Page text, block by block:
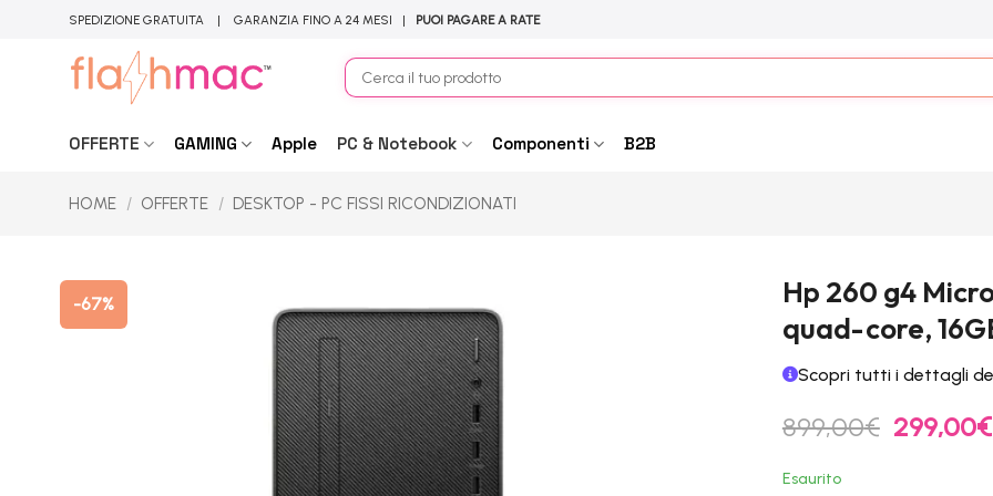
SPEDIZIONE GRATUITA | GARANZIA FINO A 24 MESI | PUOI PAGARE A RATE
Cerca:
OFFERTE GAMING Apple PC & Notebook Componenti B2B
HOME / OFFERTE / DESKTOP - PC FISSI RICONDIZIONATI
-67%
Hp 260 g4
quad-core,
Scopri tutti i dettagli
899,00€ Il
prezzo
299,00€Il
Esaurito